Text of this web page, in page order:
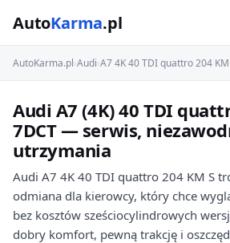
AutoKarma.pl
AutoKarma.pl›Audi›A7 4K 40 TDI quattro 204
Audi A7 (4K) 40 TDI
7DCT — serwis,
utrzymania
Audi A7 4K 40 TDI quattro 204 KM S
odmiana dla kierowcy, który chce
bez kosztów sześciocylindrowych
dobry komfort, pewną trakcję i